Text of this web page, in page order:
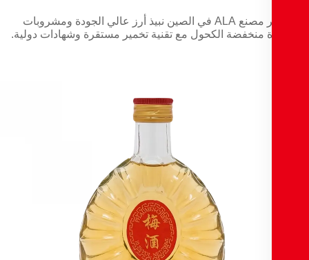
يوفر مصنع ALA في الصين نبيذ أرز عالي الجودة ومشروبات
منخفضة الكحول مع تقنية تخمير مستقرة وشهادات دولية.